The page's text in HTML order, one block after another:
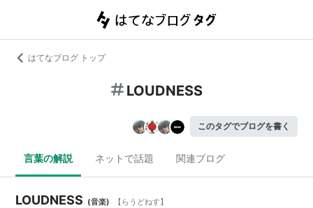
はてなブログ トップ
LOUDNESS
このタグでブログを書く
言葉の解説 ネットで話題 関連ブログ
LOUDNESS (音楽) 【 らうどねす】